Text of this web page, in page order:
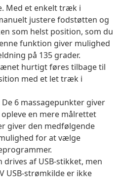
Med et enkelt træk i
justere fodstøtten og
som helst position, som du
funktion giver mulighed
på 135 grader.
hurtigt føres tilbage til
med et let træk i
6 massagepunkter giver
en mere målrettet
giver den medfølgende
for at vælge
af USB-stikket, men
USB-strømkilde er ikke